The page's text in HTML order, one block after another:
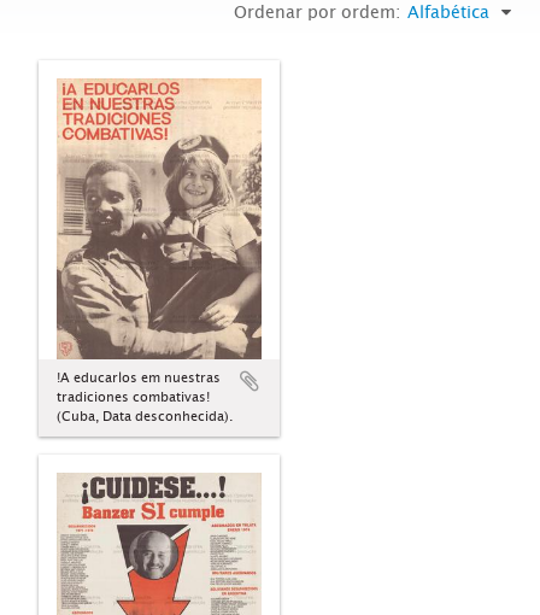
Ordenar por ordem: Alfabética
!A educarlos em nuestras
tradiciones combativas!
(Cuba, Data desconhecida).